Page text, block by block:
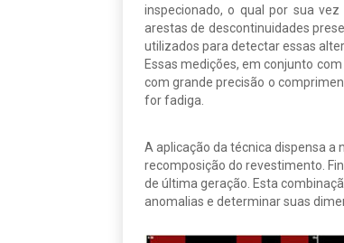
inspecionado, o qual por sua
arestas de descontinuidades
utilizados para detectar essas
Essas medições, em conjunto
com grande precisão o
for fadiga.
A aplicação da técnica dispensa
recomposição do revestimento.
de última geração. Esta
anomalias e determinar suas